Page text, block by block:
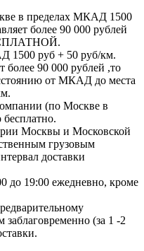
в пределах МКАД 1500
более 90 000 рублей
1500 руб + 50 руб/км.
более 90 000 рублей ,то
от МКАД до места
(по Москве в
Москвы и Московской
грузовым
доставки
до 19:00 ежедневно, кроме
(за 1 -2